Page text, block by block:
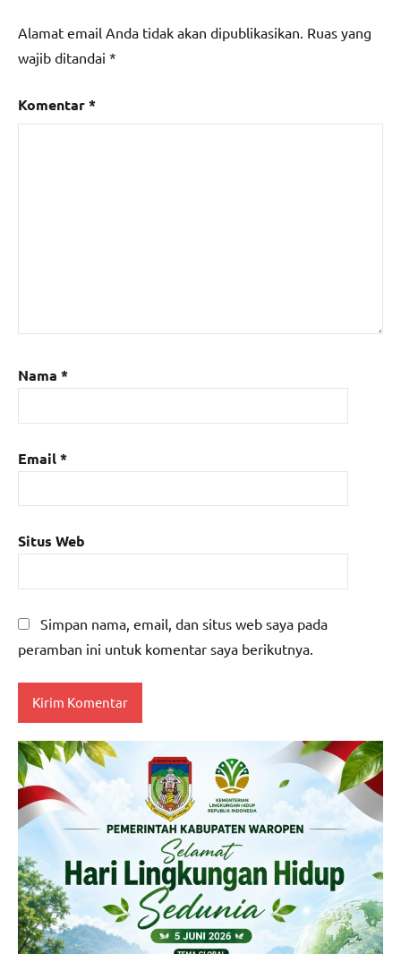
Alamat email Anda tidak akan dipublikasikan. Ruas yang
wajib ditandai *
Komentar*
Nama *
Email*
Situs Web
Simpan nama, email, dan situs web saya pada
peramban ini untuk komentar saya berikutnya.